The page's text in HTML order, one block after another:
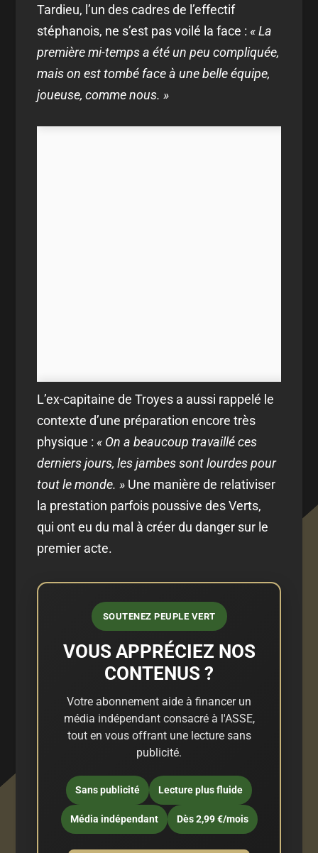
Tardieu, l’un des cadres de l’effectif
stéphanois, ne s’est pas voilé la face :« La
première mi-temps a été un peu compliquée,
mais on est tombé face à une belle équipe,
joueuse, comme nous. »
L’ex-capitaine de Troyes a aussi rappelé le
contexte d’une préparation encore très
physique :« On a beaucoup travaillé ces
derniers jours, les jambes sont lourdes pour
tout le monde. » Une manière de relativiser
la prestation parfois poussive des Verts,
qui ont eu du mal à créer du danger sur le
premier acte.
SOUTENEZ PEUPLE VERT
VOUS APPRÉCIEZ NOS
CONTENUS ?
Votre abonnement aide à financer un
média indépendant consacré à l'ASSE,
tout en vous offrant une lecture sans
publicité.
Sans publicité Lecture plus fluide
Média indépendant Dès 2,99 €/mois